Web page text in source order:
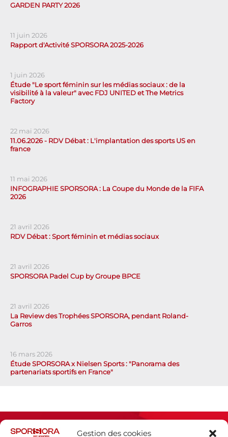
Gestion des cookies
GARDEN PARTY 2026
11 juin 2026
Rapport d'Activité SPORSORA 2025-2026
1 juin 2026
Étude "Le sport féminin sur les médias sociaux : de la
visibilité à la valeur" avec FDJ UNITED et The Metrics
Factory
22 mai 2026
11.06.2026 - RDV Débat : L'implantation des sports US en
france
11 mai 2026
INFOGRAPHIE SPORSORA : La Coupe du Monde de la FIFA
2026
21 avril 2026
RDV Débat : Sport féminin et médias sociaux
21 avril 2026
SPORSORA Padel Cup by Groupe BPCE
21 avril 2026
La Review des Trophées SPORSORA, pendant Roland-
Garros
16 mars 2026
Étude SPORSORA x Nielsen Sports : "Panorama des
partenariats sportifs en France"